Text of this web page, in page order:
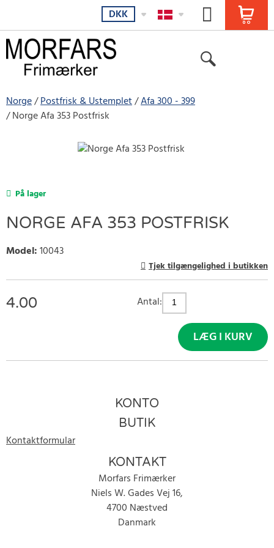
DKK
Norge Postfrisk & Ustemplet Afa 300 - 399
Norge Afa 353 Postfrisk
På lager
NORGE AFA 353 POSTFRISK
Model:10043
Tjek tilgængelighed i butikken
4.00 Antal:
LÆG I KURV
KONTO
BUTIK
Kontaktformular
KONTAKT
Morfars Frimærker
Niels W. Gades Vej 16,
4700 Næstved
Danmark